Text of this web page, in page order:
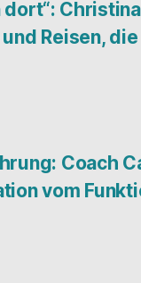
Reisen,
Coach
vom